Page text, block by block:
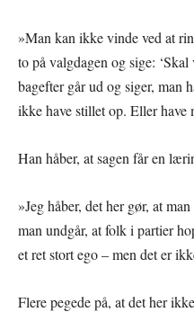
»Man kan ikke vinde ved at
to på valgdagen og sige:
bagefter går ud og siger, man
ikke have stillet op. Eller
Han håber, at sagen får en
»Jeg håber, det her gør, at
man undgår, at folk i partier
et ret stort ego – men det er
Flere pegede på, at det her